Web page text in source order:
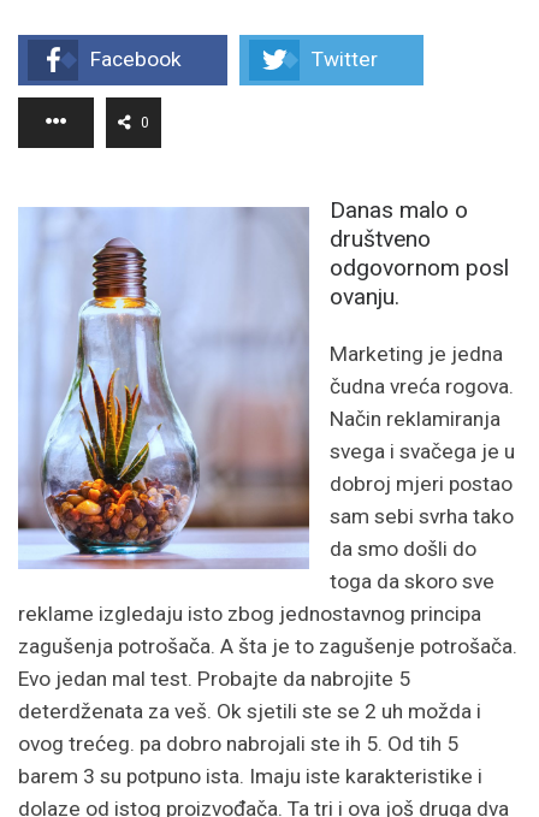
Facebook Twitter
0
Danas malo o
društveno
odgovornom posl
ovanju.
Marketing je jedna
čudna vreća rogova.
Način reklamiranja
svega i svačega je u
dobroj mjeri postao
sam sebi svrha tako
da smo došli do
toga da skoro sve
reklame izgledaju isto zbog jednostavnog principa
zagušenja potrošača. A šta je to zagušenje potrošača.
Evo jedan mal test. Probajte da nabrojite 5
deterdženata za veš. Ok sjetili ste se 2 uh možda i
ovog trećeg. pa dobro nabrojali ste ih 5. Od tih 5
barem 3 su potpuno ista. Imaju iste karakteristike i
dolaze od istog proizvođača. Ta tri i ova još druga dva